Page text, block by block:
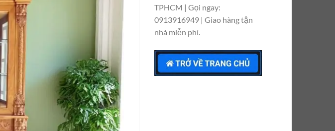
TPHCM | Gọi ngay:
0913916949 | Giao hàng tận
nhà miễn phí.